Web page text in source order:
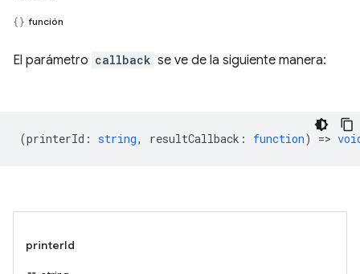
función
El parámetro callback se ve de la siguiente manera:
(printerId : string, resultCallback : function) =>
printerId